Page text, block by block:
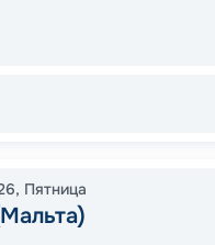
, Пятница